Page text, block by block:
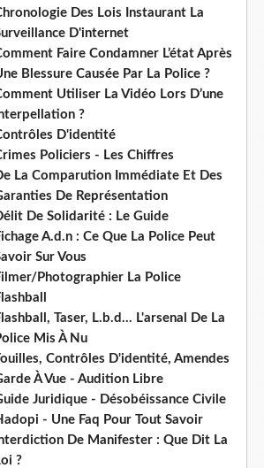
Des Lois Instaurant La
D'internet
Faire Condamner L’état Après
Blessure Causée Par La Police ?
Utiliser La Vidéo Lors D’une
?
D'identité
Policiers - Les Chiffres
La Comparution Immédiate Et Des
De Représentation
De Solidarité : Le Guide
A.d.n : Ce Que La Police Peut
Sur Vous
Photographier La Police
Taser, L.b.d... L'arsenal De La
Mis À Nu
Contrôles D'identité, Amendes
À Vue - Audition Libre
Juridique - Désobéissance Civile
- Une Faq Pour Tout Savoir
De Manifester : Que Dit La
?